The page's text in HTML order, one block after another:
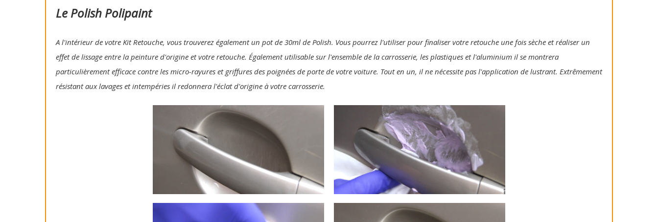
Le Polish Polipaint
A l'intérieur de votre Kit Retouche, vous trouverez également un pot de 30ml de Polish. Vous pourrez l'utiliser pour finaliser votre retouche une fois sèche et réaliser un
effet de lissage entre la peinture d'origine et votre retouche. Également utilisable sur l'ensemble de la carrosserie, les plastiques et l'aluminium il se montrera
particulièrement efficace contre les micro-rayures et griffures des poignées de porte de votre voiture. Tout en un, il ne nécessite pas l'application de lustrant. Extrêmement
résistant aux lavages et intempéries il redonnera l'éclat d'origine à votre carrosserie.